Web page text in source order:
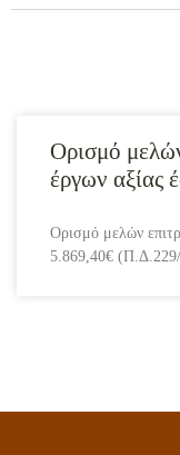
Ορισμό
έργων
Ορισμό μελών
5.869,40€